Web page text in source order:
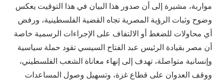
مواربة، مشيرة إلى أن صدور هذا البيان في هذا التوقيت يعكس
وضوح وثبات الرؤية المصرية تجاه القضية الفلسطينية، ورفض
أي محاولات للضغط أو الالتفاف على الإجراءات الرسمية خاصة
أن مصر بقيادة الرئيس عبد الفتاح السيسي تقود حملة سياسية
وإنسانية متواصلة، تهدف إلى إنهاء معاناة الشعب الفلسطيني،
ووقف العدوان على قطاع غزة، وتسهيل وصول المساعدات